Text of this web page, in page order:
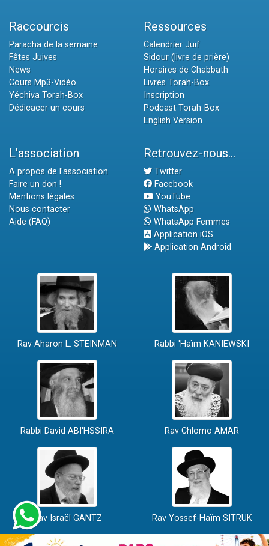
Raccourcis
Paracha de la semaine
Fêtes Juives
News
Cours Mp3-Vidéo
Yéchiva Torah-Box
Dédicacer un cours
Ressources
Calendrier Juif
Sidour (livre de prière)
Horaires de Chabbath
Livres Torah-Box
Inscription
Podcast Torah-Box
English Version
L'association
A propos de l'association
Faire un don !
Mentions légales
Nous contacter
Aide (FAQ)
Retrouvez-nous...
Twitter
Facebook
YouTube
WhatsApp
WhatsApp Femmes
Application iOS
Application Android
Rav Aharon L. STEINMAN Rabbi 'Haïm KANIEWSKI
Rabbi David ABI'HSSIRA Rav Chlomo AMAR
Rav Israël GANTZ Rav Yossef-Haïm SITRUK